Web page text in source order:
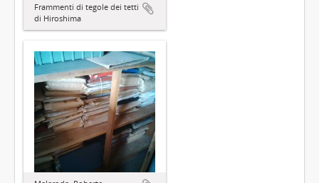
Frammenti di tegole dei tetti
di Hiroshima